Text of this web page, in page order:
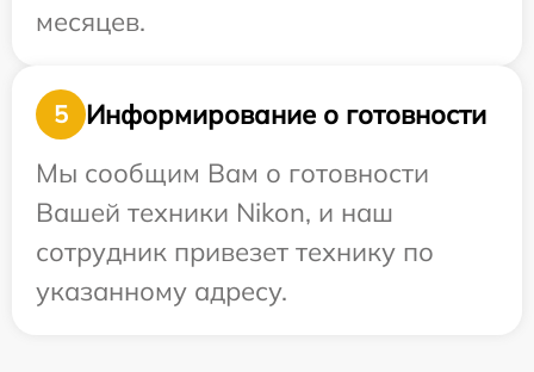
месяцев.
5
Информирование о готовности
Мы сообщим Вам о готовности
Вашей техники Nikon, и наш
сотрудник привезет технику по
указанному адресу.